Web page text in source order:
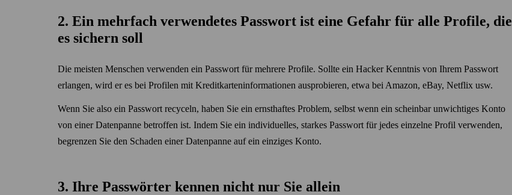
2. Ein mehrfach verwendetes Pass­wort ist eine Gefahr für alle Profile, die
es sichern soll
Die meisten Menschen verwenden ein Pass­wort für mehrere Profile. Sollte ein Hacker Kenntnis von Ihrem Pass­wort
erlangen, wird er es bei Profilen mit Kredit­karten­informationen ausprobieren, etwa bei Amazon, eBay, Netflix usw.
Wenn Sie also ein Pass­wort recyceln, haben Sie ein ernst­haftes Problem, selbst wenn ein scheinbar unwichtiges Konto
von einer Daten­panne betroffen ist. Indem Sie ein individuelles, starkes Pass­wort für jedes einzelne Profil verwenden,
begrenzen Sie den Schaden einer Daten­panne auf ein einziges Konto.
3. Ihre Pass­wörter kennen nicht nur Sie allein